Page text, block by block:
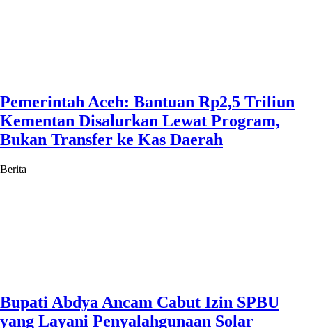
Pemerintah Aceh: Bantuan Rp2,5 Triliun
Kementan Disalurkan Lewat Program,
Bukan Transfer ke Kas Daerah
Berita
Bupati Abdya Ancam Cabut Izin SPBU
yang Layani Penyalahgunaan Solar